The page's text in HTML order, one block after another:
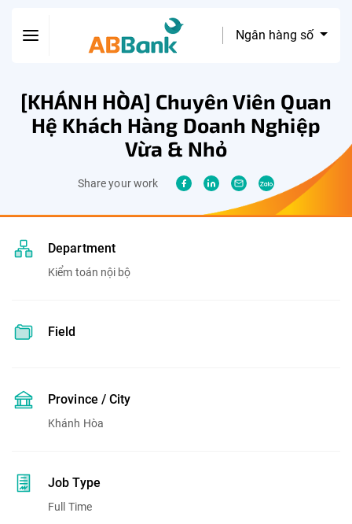
Ngân hàng số
[KHÁNH HÒA] Chuyên Viên Quan
Hệ Khách Hàng Doanh Nghiệp
Vừa & Nhỏ
Share your work
Department
Kiểm toán nội bộ
Field
Province / City
Khánh Hòa
Job Type
Full Time